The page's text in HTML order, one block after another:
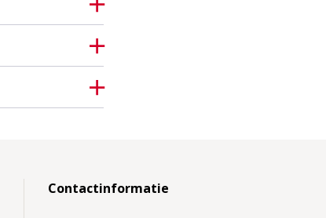
Contactinformatie